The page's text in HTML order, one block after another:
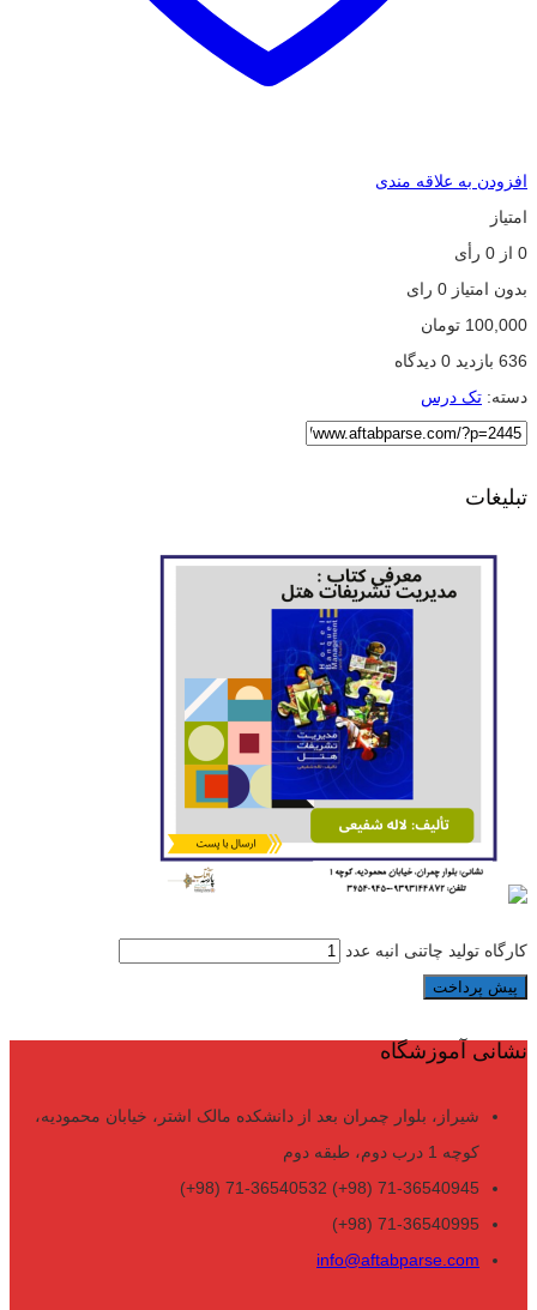
افزودن به علاقه مندی
امتیاز
0 از 0 رأی
بدون امتیاز 0 رای
100,000 تومان
636 بازدید
دسته: تک درس
تبلیغات
کارگاه تولید چاتنی انبه عدد
پیش پرداخت
نشانی آموزشگاه
شیراز، بلوار چمران بعد از دانشکده مالک اشتر، خیابان محمودیه،
کوچه 1 درب دوم، طبقه دوم
71-36540945 (98+) 71-36540532 (98+)
71-36540995 (98+)
info@aftabparse.com